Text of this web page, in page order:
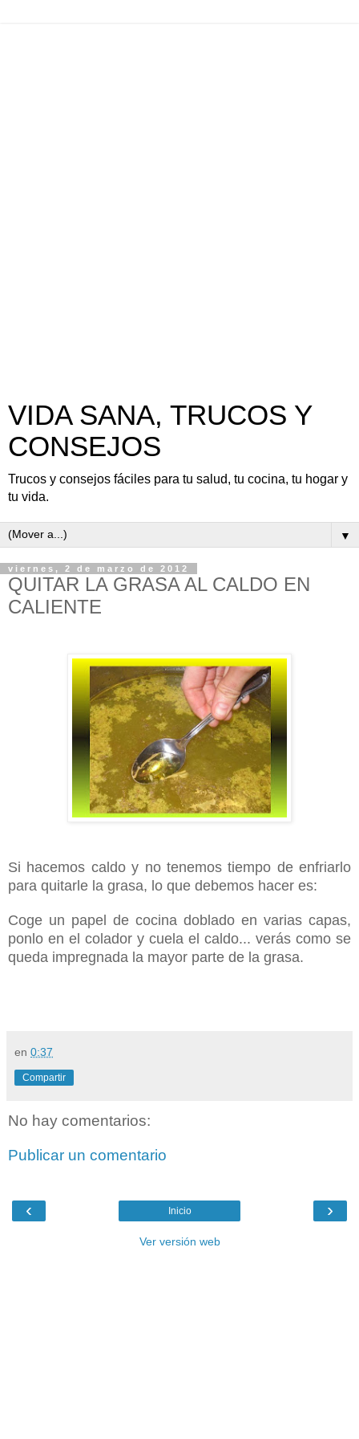
VIDA SANA, TRUCOS Y
CONSEJOS
Trucos y consejos fáciles para tu salud, tu cocina, tu hogar y
tu vida.
▼
viernes, 2 de marzo de 2012
QUITAR LA GRASA AL CALDO EN
CALIENTE
Si hacemos caldo y no tenemos tiempo de enfriarlo
para quitarle la grasa, lo que debemos hacer es:
Coge un papel de cocina doblado en varias capas,
ponlo en el colador y cuela el caldo... verás como se
queda impregnada la mayor parte de la grasa.
en 0:37
Compartir
No hay comentarios:
Publicar un comentario
‹ ›
Inicio
Ver versión web